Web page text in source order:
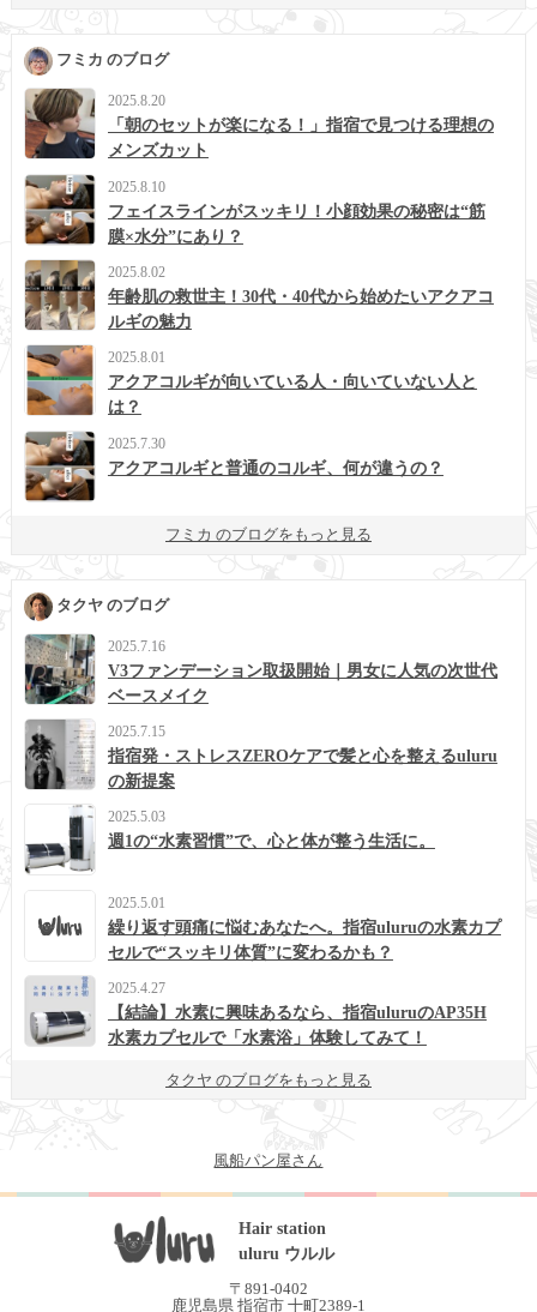
フミカ のブログ
2025.8.20
「朝のセットが楽になる！」指宿で見つける理想の
メンズカット
2025.8.10
フェイスラインがスッキリ！小顔効果の秘密は“筋
膜×水分”にあり？
2025.8.02
年齢肌の救世主！30代・40代から始めたいアクアコ
ルギの魅力
2025.8.01
アクアコルギが向いている人・向いていない人と
は？
2025.7.30
アクアコルギと普通のコルギ、何が違うの？
フミカ のブログをもっと見る
タクヤ のブログ
2025.7.16
V3ファンデーション取扱開始｜男女に人気の次世代
ベースメイク
2025.7.15
指宿発・ストレスZEROケアで髪と心を整えるuluru
の新提案
2025.5.03
週1の“水素習慣”で、心と体が整う生活に。
2025.5.01
繰り返す頭痛に悩むあなたへ。指宿uluruの水素カプ
セルで“スッキリ体質”に変わるかも？
2025.4.27
【結論】水素に興味あるなら、指宿uluruのAP35H
水素カプセルで「水素浴」体験してみて！
タクヤ のブログをもっと見る
風船パン屋さん
Hair station
uluru ウルル
〒891-0402
鹿児島県 指宿市 十町2389-1